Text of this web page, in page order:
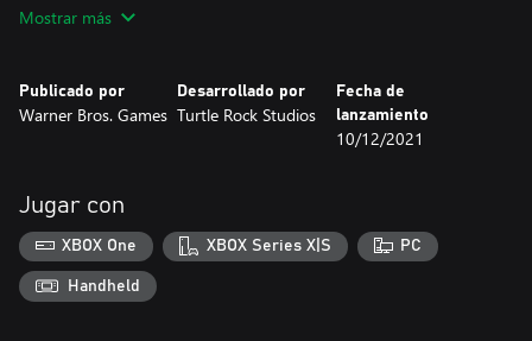
letales. Crea una estrategia para luchar contra un enemigo en
Multijugador competitivo
Juega con tus amigos o contra ellos en el modo JcJ. Juega como
especialidades únicas.
Rejugabilidad extrema
El nuevo sistema de cartas rogue-lite crea una experiencia
Mostrar más
Publicado por
Warner Bros. Games
Desarrollado por
Turtle Rock Studios
Fecha de
lanzamiento
10/12/2021
Jugar con
XBOX One XBOX Series X|S PC
Handheld